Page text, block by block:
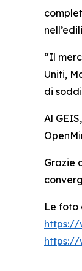
“Il
Uniti,
di
Al
Grazie
Le foto
https://
https://